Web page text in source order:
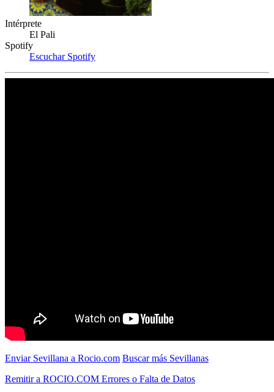
Intérprete
El Pali
Spotify
Escuchar Spotify
Enviar Sevillana a Rocio.com Buscar más Sevillanas
Remitir a ROCIO.COM Errores o Falta de Datos